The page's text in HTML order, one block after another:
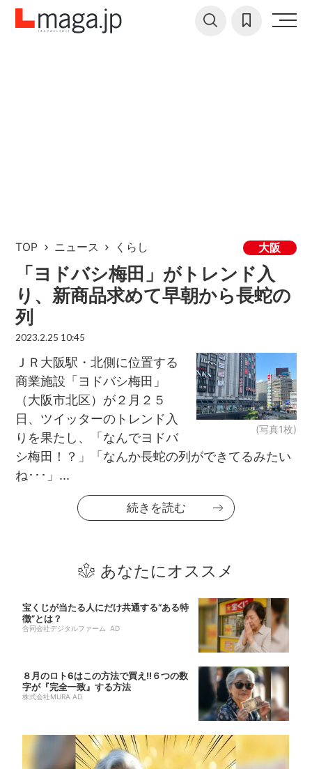
TOP ニュース くらし 大阪
「ヨドバシ梅田」がトレンド入
り、新商品求めて早朝から長蛇の
列
2023.2.25 10:45
(写真1枚)
ＪＲ大阪駅・北側に位置する
商業施設「ヨドバシ梅田」
（大阪市北区）が２月２５
日、ツイッターのトレンド入
りを果たし、「なんでヨドバ
シ梅田！？」「なんか長蛇の列ができてるみたい
ね･･･」...
続きを読む
あなたにオススメ
宝くじが当たる人にだけ共通する“ある特
徴”とは？
合同会社デジタルファーム AD
８月のロト6はこの方法で買え!!６つの数
字が『完全一致』する方法
株式会社MURA AD